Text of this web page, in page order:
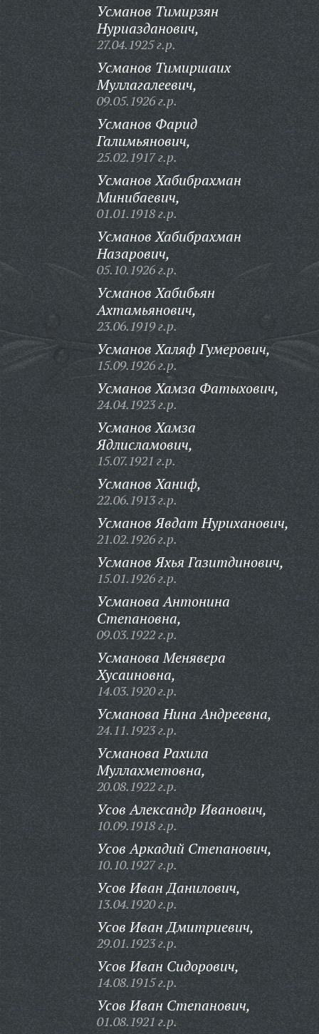
Усманов Тимирзян
Нуриазданович,
27.04.1925 г.р.
Усманов Тимиршаих
Муллагалеевич,
09.05.1926 г.р.
Усманов Фарид
Галимьянович,
25.02.1917 г.р.
Усманов Хабибрахман
Минибаевич,
01.01.1918 г.р.
Усманов Хабибрахман
Назарович,
05.10.1926 г.р.
Усманов Хабибьян
Ахтамьянович,
23.06.1919 г.р.
Усманов Халяф Гумерович,
15.09.1926 г.р.
Усманов Хамза Фатыхович,
24.04.1923 г.р.
Усманов Хамза
Ядлисламович,
15.07.1921 г.р.
Усманов Ханиф,
22.06.1913 г.р.
Усманов Явдат Нуриханович,
21.02.1926 г.р.
Усманов Яхья Газитдинович,
15.01.1926 г.р.
Усманова Антонина
Степановна,
09.03.1922 г.р.
Усманова Менявера
Хусаиновна,
14.03.1920 г.р.
Усманова Нина Андреевна,
24.11.1923 г.р.
Усманова Рахила
Муллахметовна,
20.08.1922 г.р.
Усов Александр Иванович,
10.09.1918 г.р.
Усов Аркадий Степанович,
10.10.1927 г.р.
Усов Иван Данилович,
13.04.1920 г.р.
Усов Иван Дмитриевич,
29.01.1923 г.р.
Усов Иван Сидорович,
14.08.1915 г.р.
Усов Иван Степанович,
01.08.1921 г.р.